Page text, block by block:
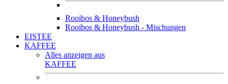
Rooibos & Honeybush
Rooibos & Honeybush - Mischungen
EISTEE
KAFFEE
Alles anzeigen aus
KAFFEE